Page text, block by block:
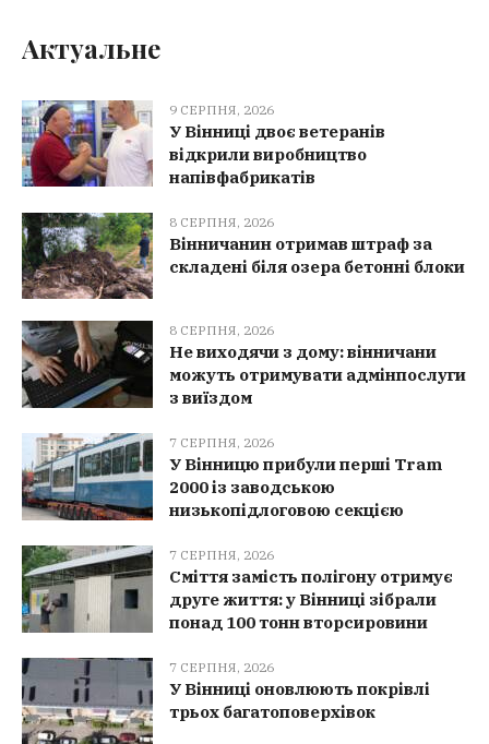
Актуальне
9 СЕРПНЯ, 2026
У Вінниці двоє ветеранів
відкрили виробництво
напівфабрикатів
8 СЕРПНЯ, 2026
Вінничанин отримав штраф за
складені біля озера бетонні блоки
8 СЕРПНЯ, 2026
Не виходячи з дому: вінничани
можуть отримувати адмінпослуги
з виїздом
7 СЕРПНЯ, 2026
У Вінницю прибули перші Tram
2000 із заводською
низькопідлоговою секцією
7 СЕРПНЯ, 2026
Сміття замість полігону отримує
друге життя: у Вінниці зібрали
понад 100 тонн вторсировини
7 СЕРПНЯ, 2026
У Вінниці оновлюють покрівлі
трьох багатоповерхівок